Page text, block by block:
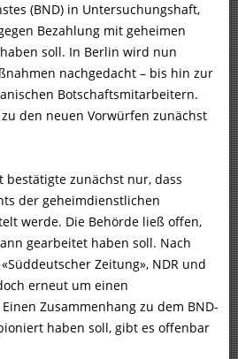
(BND) in Untersuchungshaft,
Bezahlung mit geheimen
soll. In Berlin wird nun
nachgedacht – bis hin zur
Botschaftsmitarbeitern.
den neuen Vorwürfen zunächst
bestätigte zunächst nur, dass
der geheimdienstlichen
werde. Die Behörde ließ offen,
gearbeitet haben soll. Nach
Zeitung», NDR und
erneut um einen
Zusammenhang zu dem BND-
haben soll, gibt es offenbar